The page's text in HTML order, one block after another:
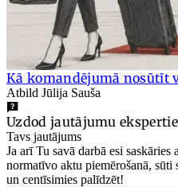
Kā komandējumā nosūtīt
Atbild Jūlija Sauša
Uzdod jautājumu
Tavs jautājums
Ja arī Tu savā darbā esi
normatīvo aktu piemērošanā, sūti
un centīsimies palīdzēt!